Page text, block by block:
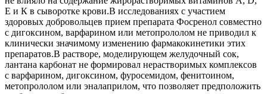
Е и К в сыворотке крови.В исследованиях с участием
здоровых добровольцев прием препарата Фосренол совместно
с дигоксином, варфарином или метопрололом не приводил к
клинически значимому изменению фармакокинетики этих
препаратов.В растворе, моделирующем желудочный сок,
лантана карбонат не формировал нерастворимых комплексов
с варфарином, дигоксином, фуросемидом, фенитоином,
метопрололом или эналаприлом, что позволяет предположить